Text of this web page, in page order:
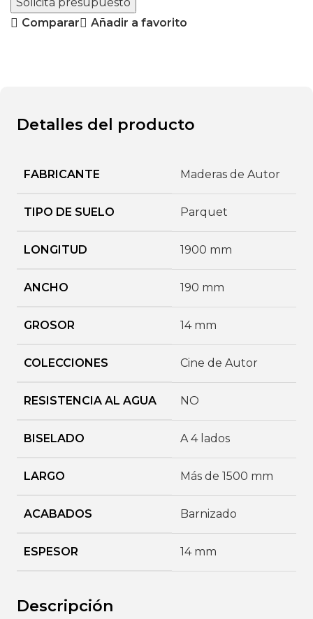
Comparar
Añadir a favorito
Detalles del producto
FABRICANTE Maderas de Autor
TIPO DE SUELO Parquet
LONGITUD 1900 mm
ANCHO 190 mm
GROSOR 14 mm
COLECCIONES Cine de Autor
RESISTENCIA AL AGUA NO
BISELADO A 4 lados
LARGO Más de 1500 mm
ACABADOS Barnizado
ESPESOR 14 mm
Descripción